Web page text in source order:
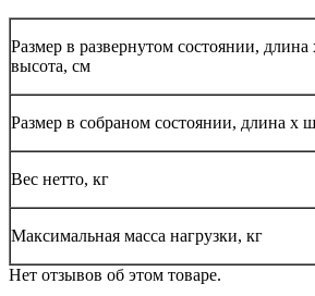
Размер в развернутом состоянии,
высота, см
Размер в собраном состоянии, длина х
Вес нетто, кг
Максимальная масса нагрузки, кг
Нет отзывов об этом товаре.